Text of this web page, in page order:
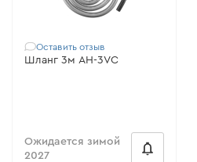
Оставить отзыв
Шланг 3м AH-3VC
Ожидается зимой
2027